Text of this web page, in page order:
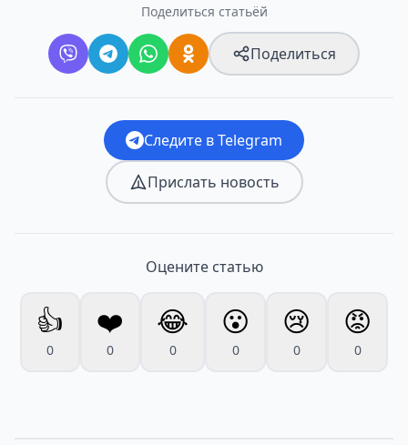
Поделиться статьёй
Поделиться
Следите в Telegram
Прислать новость
Оцените статью
👍
0
❤️
0
😂
0
😮
0
😢
0
😡
0